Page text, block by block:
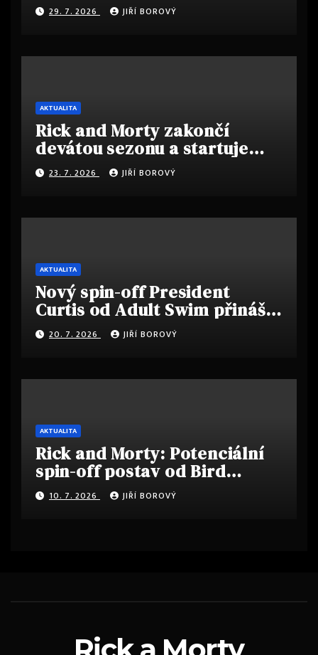
29. 7. 2026 JIŘÍ BOROVÝ
AKTUALITA
Rick and Morty zakončí
devátou sezonu a startuje
nový spin-off
23. 7. 2026 JIŘÍ BOROVÝ
AKTUALITA
Nový spin-off President
Curtis od Adult Swim přináší
svěží pohled
20. 7. 2026 JIŘÍ BOROVÝ
AKTUALITA
Rick and Morty: Potenciální
spin-off postav od Bird
Person po Jerry
10. 7. 2026 JIŘÍ BOROVÝ